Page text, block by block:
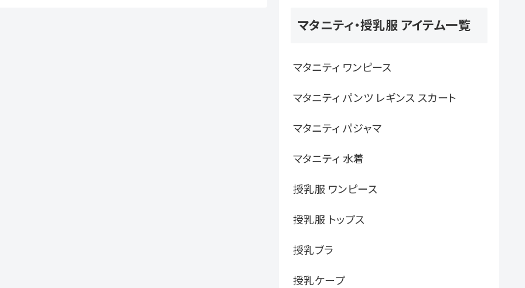
マタニティ・授乳服 アイテム一覧
マタニティ ワンピース
マタニティ パンツ レギンス スカート
マタニティ パジャマ
マタニティ 水着
授乳服 ワンピース
授乳服 トップス
授乳ブラ
授乳ケープ